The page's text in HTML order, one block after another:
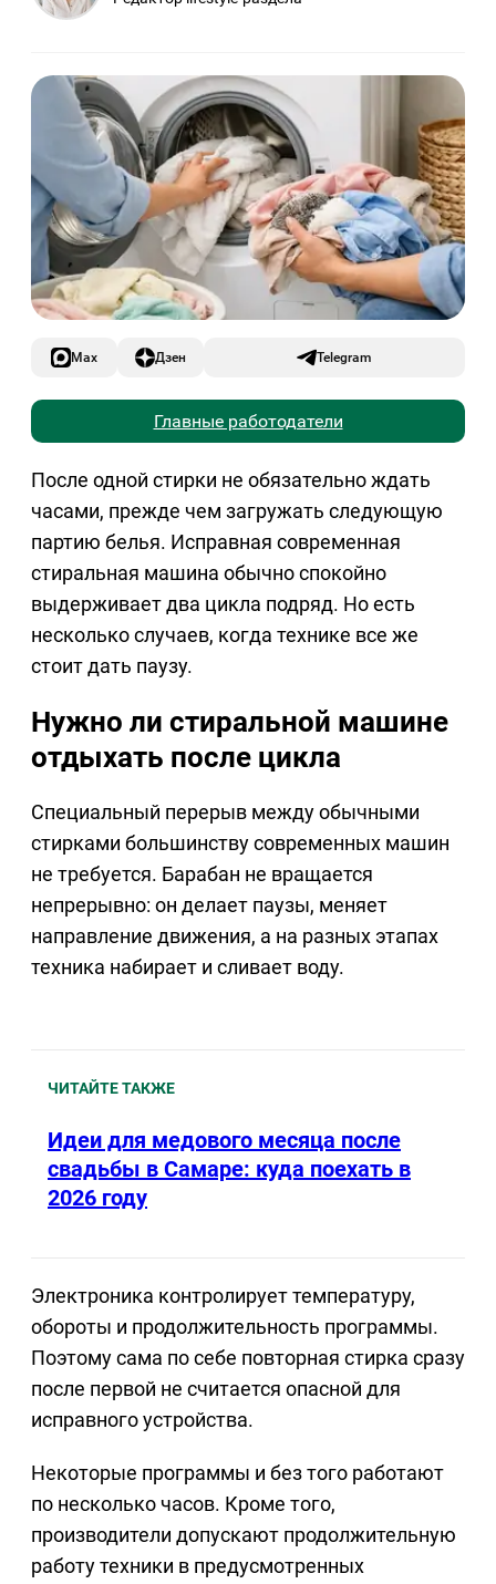
Max Дзен Telegram
Главные работодатели
После одной стирки не обязательно ждать
часами, прежде чем загружать следующую
партию белья. Исправная современная
стиральная машина обычно спокойно
выдерживает два цикла подряд. Но есть
несколько случаев, когда технике все же
стоит дать паузу.
Нужно ли стиральной машине
отдыхать после цикла
Специальный перерыв между обычными
стирками большинству современных машин
не требуется. Барабан не вращается
непрерывно: он делает паузы, меняет
направление движения, а на разных этапах
техника набирает и сливает воду.
ЧИТАЙТЕ ТАКЖЕ
Идеи для медового месяца после
свадьбы в Самаре: куда поехать в
2026 году
Электроника контролирует температуру,
обороты и продолжительность программы.
Поэтому сама по себе повторная стирка сразу
после первой не считается опасной для
исправного устройства.
Некоторые программы и без того работают
по несколько часов. Кроме того,
производители допускают продолжительную
работу техники в предусмотренных